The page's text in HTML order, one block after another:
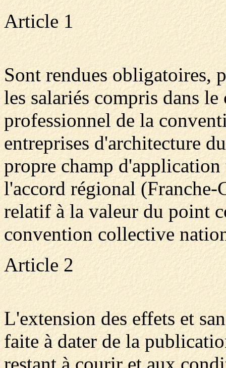
Article 1
Sont rendues obligatoires,
les salariés compris dans
professionnel de la
entreprises d'architecture
propre champ
l'accord régional
relatif à la valeur du point
convention collective
Article 2
L'extension des effets et
faite à dater de la